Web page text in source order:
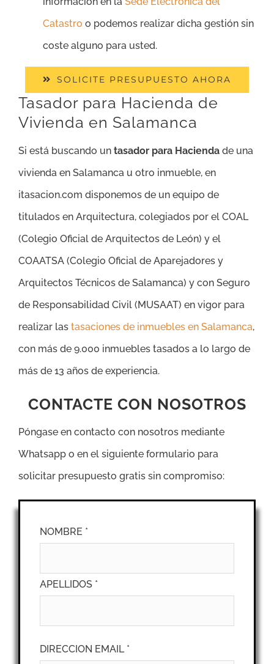
Catastro o podemos realizar dicha gestión sin
coste alguno para usted.
SOLICITE PRESUPUESTO AHORA
Tasador para Hacienda de
Vivienda en Salamanca
Si está buscando un tasador para Hacienda de una
vivienda en Salamanca u otro inmueble, en
itasacion.com disponemos de un equipo de
titulados en Arquitectura, colegiados por el COAL
(Colegio Oficial de Arquitectos de León) y el
COAATSA (Colegio Oficial de Aparejadores y
Arquitectos Técnicos de Salamanca) y con Seguro
de Responsabilidad Civil (MUSAAT) en vigor para
realizar las tasaciones de inmuebles en Salamanca,
con más de 9.000 inmuebles tasados a lo largo de
más de 13 años de experiencia.
CONTACTE CON NOSOTROS
Póngase en contacto con nosotros mediante
Whatsapp o en el siguiente formulario para
solicitar presupuesto gratis sin compromiso:
NOMBRE *
APELLIDOS *
DIRECCION EMAIL *